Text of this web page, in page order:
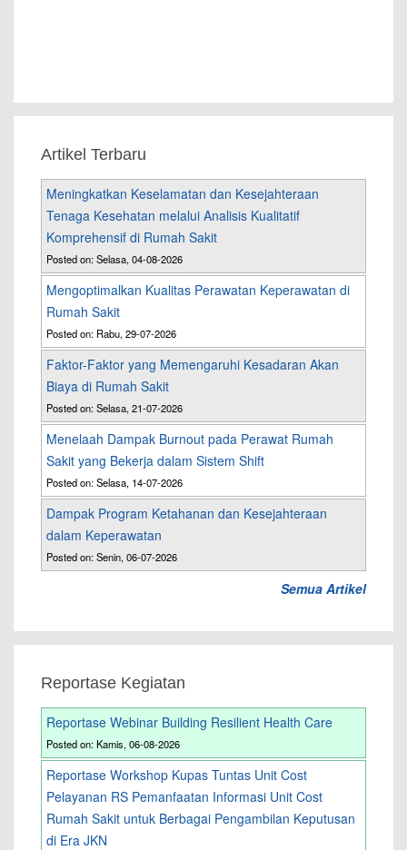
Artikel Terbaru
Meningkatkan Keselamatan dan Kesejahteraan
Tenaga Kesehatan melalui Analisis Kualitatif
Komprehensif di Rumah Sakit
Posted on: Selasa, 04-08-2026
Mengoptimalkan Kualitas Perawatan Keperawatan di
Rumah Sakit
Posted on: Rabu, 29-07-2026
Faktor-Faktor yang Memengaruhi Kesadaran Akan
Biaya di Rumah Sakit
Posted on: Selasa, 21-07-2026
Menelaah Dampak Burnout pada Perawat Rumah
Sakit yang Bekerja dalam Sistem Shift
Posted on: Selasa, 14-07-2026
Dampak Program Ketahanan dan Kesejahteraan
dalam Keperawatan
Posted on: Senin, 06-07-2026
Semua Artikel
Reportase Kegiatan
Reportase Webinar Building Resilient Health Care
Posted on: Kamis, 06-08-2026
Reportase Workshop Kupas Tuntas Unit Cost
Pelayanan RS Pemanfaatan Informasi Unit Cost
Rumah Sakit untuk Berbagai Pengambilan Keputusan
di Era JKN